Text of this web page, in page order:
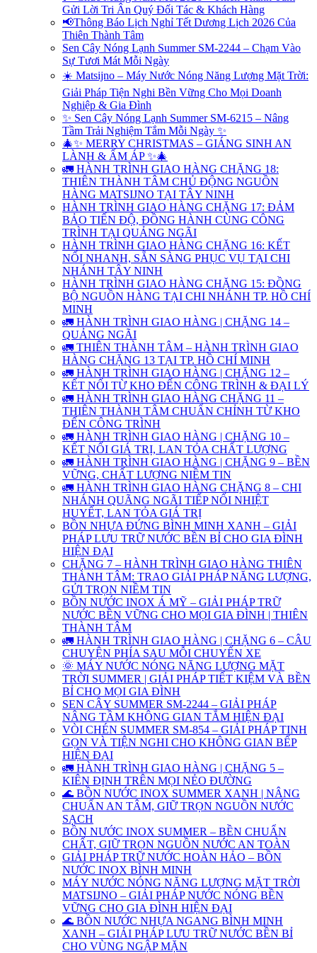
Gửi Lời Tri Ân Quý Đối Tác & Khách Hàng
📢Thông Báo Lịch Nghỉ Tết Dương Lịch 2026 Của
Thiên Thành Tâm
Sen Cây Nóng Lạnh Summer SM-2244 – Chạm Vào
Sự Tươi Mát Mỗi Ngày
☀️ Matsijno – Máy Nước Nóng Năng Lượng Mặt Trời:
Giải Pháp Tiện Nghi Bền Vững Cho Mọi Doanh
Nghiệp & Gia Đình
✨ Sen Cây Nóng Lạnh Summer SM-6215 – Nâng
Tầm Trải Nghiệm Tắm Mỗi Ngày ✨
🎄✨ MERRY CHRISTMAS – GIÁNG SINH AN
LÀNH & ẤM ÁP ✨🎄
🚛 HÀNH TRÌNH GIAO HÀNG CHẶNG 18:
THIÊN THÀNH TÂM CHỦ ĐỘNG NGUỒN
HÀNG MATSIJNO TẠI TÂY NINH
HÀNH TRÌNH GIAO HÀNG CHẶNG 17: ĐẢM
BẢO TIẾN ĐỘ, ĐỒNG HÀNH CÙNG CÔNG
TRÌNH TẠI QUẢNG NGÃI
HÀNH TRÌNH GIAO HÀNG CHẶNG 16: KẾT
NỐI NHANH, SẴN SÀNG PHỤC VỤ TẠI CHI
NHÁNH TÂY NINH
HÀNH TRÌNH GIAO HÀNG CHẶNG 15: ĐỒNG
BỘ NGUỒN HÀNG TẠI CHI NHÁNH TP. HỒ CHÍ
MINH
🚛 HÀNH TRÌNH GIAO HÀNG | CHẶNG 14 –
QUẢNG NGÃI
🚛 THIÊN THÀNH TÂM – HÀNH TRÌNH GIAO
HÀNG CHẶNG 13 TẠI TP. HỒ CHÍ MINH
🚛 HÀNH TRÌNH GIAO HÀNG | CHẶNG 12 –
KẾT NỐI TỪ KHO ĐẾN CÔNG TRÌNH & ĐẠI LÝ
🚛 HÀNH TRÌNH GIAO HÀNG CHẶNG 11 –
THIÊN THÀNH TÂM CHUẨN CHỈNH TỪ KHO
ĐẾN CÔNG TRÌNH
🚛 HÀNH TRÌNH GIAO HÀNG | CHẶNG 10 –
KẾT NỐI GIÁ TRỊ, LAN TỎA CHẤT LƯỢNG
🚛 HÀNH TRÌNH GIAO HÀNG | CHẶNG 9 – BỀN
VỮNG, CHẤT LƯỢNG NIỀM TIN
🚛 HÀNH TRÌNH GIAO HÀNG CHẶNG 8 – CHI
NHÁNH QUÃNG NGÃI TIẾP NỐI NHIỆT
HUYẾT, LAN TỎA GIÁ TRỊ
BỒN NHỰA ĐỨNG BÌNH MINH XANH – GIẢI
PHÁP LƯU TRỮ NƯỚC BỀN BỈ CHO GIA ĐÌNH
HIỆN ĐẠI
CHẶNG 7 – HÀNH TRÌNH GIAO HÀNG THIÊN
THÀNH TÂM: TRAO GIẢI PHÁP NĂNG LƯỢNG,
GỬI TRỌN NIỀM TIN
BỒN NƯỚC INOX Á MỸ – GIẢI PHÁP TRỮ
NƯỚC BỀN VỮNG CHO MỌI GIA ĐÌNH | THIÊN
THÀNH TÂM
🚛 HÀNH TRÌNH GIAO HÀNG | CHẶNG 6 – CÂU
CHUYỆN PHÍA SAU MỖI CHUYẾN XE
🌞 MÁY NƯỚC NÓNG NĂNG LƯỢNG MẶT
TRỜI SUMMER | GIẢI PHÁP TIẾT KIỆM VÀ BỀN
BỈ CHO MỌI GIA ĐÌNH
SEN CÂY SUMMER SM-2244 – GIẢI PHÁP
NÂNG TẦM KHÔNG GIAN TẮM HIỆN ĐẠI
VÒI CHÉN SUMMER SM-854 – GIẢI PHÁP TINH
GỌN VÀ TIỆN NGHI CHO KHÔNG GIAN BẾP
HIỆN ĐẠI
🚛 HÀNH TRÌNH GIAO HÀNG | CHẶNG 5 –
KIÊN ĐỊNH TRÊN MỌI NẺO ĐƯỜNG
🌊 BỒN NƯỚC INOX SUMMER XANH | NÂNG
CHUẨN AN TÂM, GIỮ TRỌN NGUỒN NƯỚC
SẠCH
BỒN NƯỚC INOX SUMMER – BỀN CHUẨN
CHẤT, GIỮ TRỌN NGUỒN NƯỚC AN TOÀN
GIẢI PHÁP TRỮ NƯỚC HOÀN HẢO – BỒN
NƯỚC INOX BÌNH MINH
MÁY NƯỚC NÓNG NĂNG LƯỢNG MẶT TRỜI
MATSIJNO – GIẢI PHÁP NƯỚC NÓNG BỀN
VỮNG CHO GIA ĐÌNH HIỆN ĐẠI
🌊 BỒN NƯỚC NHỰA NGANG BÌNH MINH
XANH – GIẢI PHÁP LƯU TRỮ NƯỚC BỀN BỈ
CHO VÙNG NGẬP MẶN